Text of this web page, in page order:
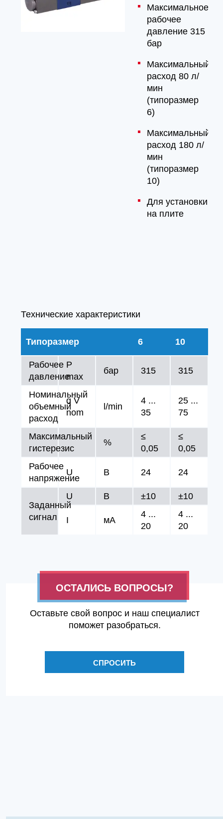
Максимальное
рабочее
давление 315
бар
Максимальный
расход 80 л/
мин
(типоразмер
6)
Максимальный
расход 180 л/
мин
(типоразмер
10)
Для установки
на плите
Технические характеристики
Типоразмер 6 10
Рабочее
давление
P
max
бар 315 315
Номинальный
объемный
расход
q V
nom
l/min
4 ...
35
25 ...
75
Максимальный
гистерезис
%
≤
0,05
≤
0,05
Рабочее
напряжение
U В 24 24
Заданный
сигнал
U В ±10 ±10
I мA
4 ...
20
4 ...
20
ОСТАЛИСЬ ВОПРОСЫ?
Оставьте свой вопрос и наш специалист
поможет разобраться.
СПРОСИТЬ